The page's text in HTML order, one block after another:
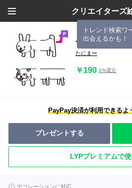
クリエイターズ
トレンド検索ワ
出会えるかも！
つながる白色の
たにまー
￥190 1%還元
PayPay決済が利用できるよ
プレゼントする
LYPプレミアムで
デコレーションに対応